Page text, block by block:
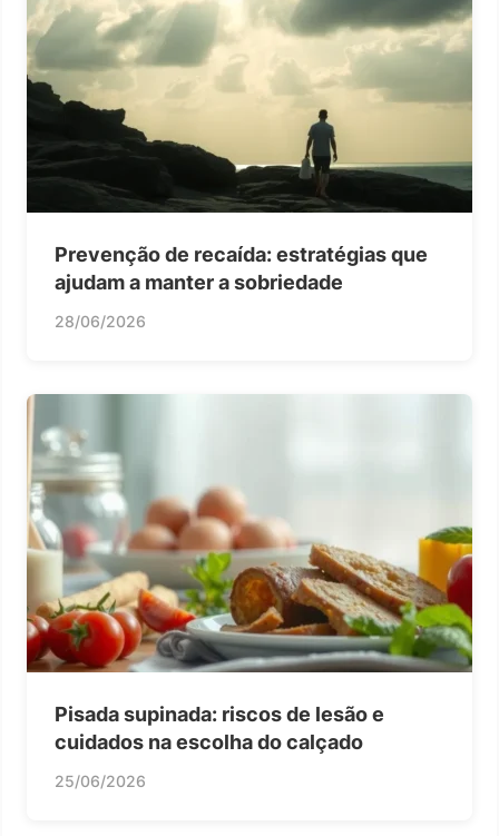
Prevenção de recaída: estratégias que
ajudam a manter a sobriedade
28/06/2026
Pisada supinada: riscos de lesão e
cuidados na escolha do calçado
25/06/2026